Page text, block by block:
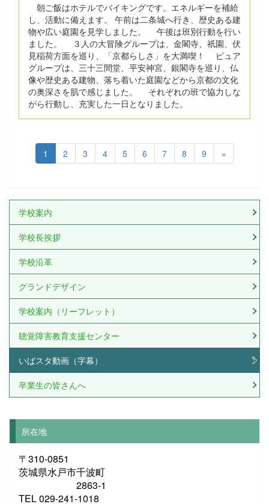
朝ご飯はホテルでバイキングです。エネルギーを補給
し、活動に備えます。 午前は二条城へ行き、歴史ある建
物や広い庭園を見学しました。 午後は班別行動を行い
ました。 ３人の大冒険グループは、金閣寺、祇園、伏
見稲荷方面を巡り、「京都らしさ」を大満喫！ ピュア
グループは、三十三間堂、平安神宮、銀閣寺を巡り、仏
像や歴史ある建物、落ち着いた庭園などから京都の文化
の奥深さを肌で感じました。 それぞれの班で協力しな
がら行動し、充実した一日となりました。
1 2 3 4 5 6 7 8 9 »
学校案内
学校長挨拶
学校沿革
グランドデザイン
学校案内（リーフレット）
聴覚障害教育支援センター
いばスタ動画（字幕）
卒業生の皆さんへ
所在地
〒310-0851
茨城県水戸市千波町
2863-1
TEL 029-241-1018